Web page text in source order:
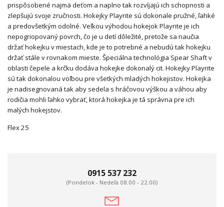
prispôsobené najmä deťom a naplno tak rozvíjajú ich schopnosti a
zlepšujú svoje zručnosti. Hokejky Playrite sú dokonale pružné, ľahké
a predovšetkým odolné. Veľkou výhodou hokejok Playrite je ich
nepogriopovaný povrch, čo je u detí dôležité, pretože sa naučia
držať hokejku v miestach, kde je to potrebné a nebudú tak hokejku
držať stále v rovnakom mieste. Špeciálna technológia Spear Shaft v
oblasti čepele a krčku dodáva hokejke dokonalý cit. Hokejky Playrite
sú tak dokonalou voľbou pre všetkých mladých hokejistov. Hokejka
je nadisegnovaná tak aby sedela s hráčovou výškou a váhou aby
rodičia mohli ľahko vybrať, ktorá hokejka je tá správna pre ich
malých hokejstov.
Flex 25
0915 537 232
(Pondelok - Nedeľa 08.00 - 22.00)